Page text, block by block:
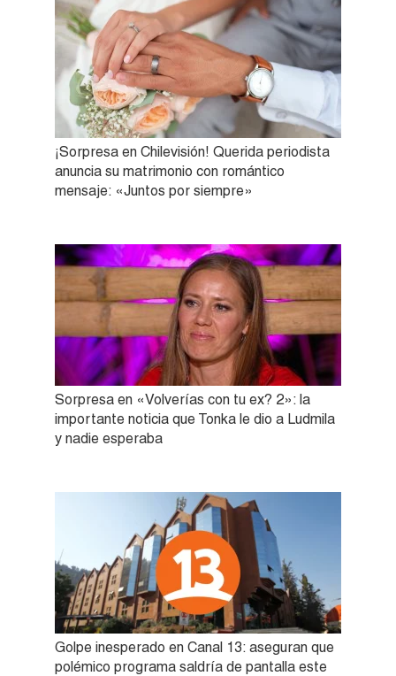
¡Sorpresa en Chilevisión! Querida periodista
anuncia su matrimonio con romántico
mensaje: «Juntos por siempre»
Sorpresa en «Volverías con tu ex? 2»: la
importante noticia que Tonka le dio a Ludmila
y nadie esperaba
Golpe inesperado en Canal 13: aseguran que
polémico programa saldría de pantalla este